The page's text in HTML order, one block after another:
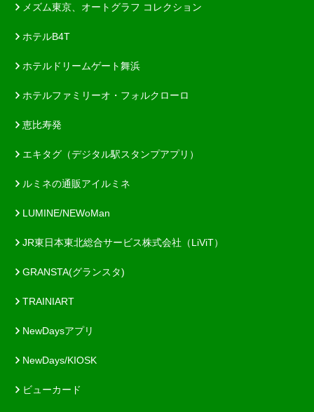
メズム東京、オートグラフ コレクション
ホテルB4T
ホテルドリームゲート舞浜
ホテルファミリーオ・フォルクローロ
恵比寿発
エキタグ（デジタル駅スタンプアプリ）
ルミネの通販アイルミネ
LUMINE/NEWoMan
JR東日本東北総合サービス株式会社（LiViT）
GRANSTA(グランスタ)
TRAINIART
NewDaysアプリ
NewDays/KIOSK
ビューカード